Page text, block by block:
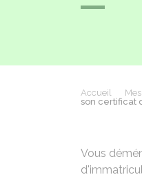
Accueil
son certificat
Vous